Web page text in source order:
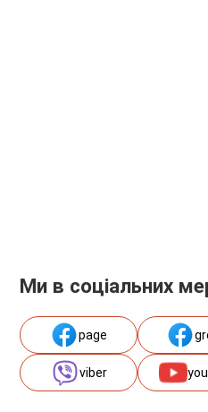
Ми в соціальних
page
viber